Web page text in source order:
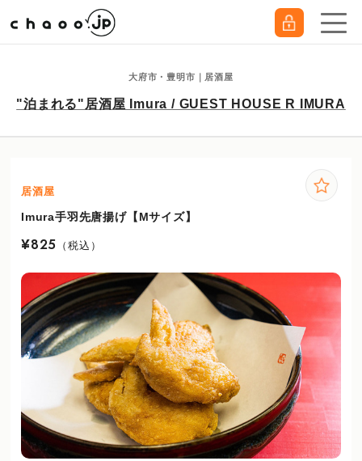
大府市・豊明市｜居酒屋
"泊まれる"居酒屋 Imura / GUEST HOUSE R IMURA
居酒屋
Imura手羽先唐揚げ【Mサイズ】
¥825 （税込）